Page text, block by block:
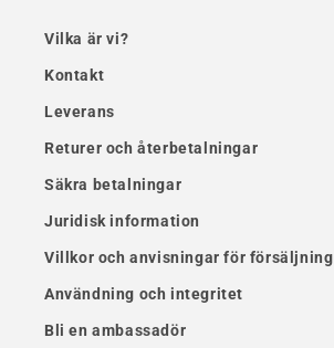
Vilka är vi?
Kontakt
Leverans
Returer och återbetalningar
Säkra betalningar
Juridisk information
Villkor och anvisningar för försäljning
Användning och integritet
Bli en ambassadör